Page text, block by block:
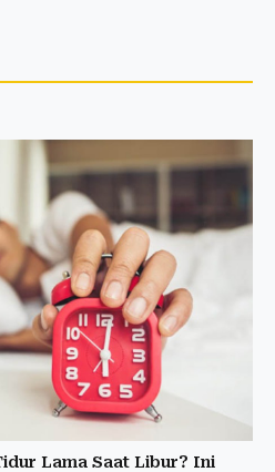
Lama Saat Libur? Ini